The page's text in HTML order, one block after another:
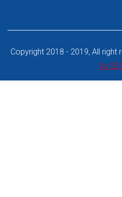
Copyright 2018 - 2019, All right
Vu